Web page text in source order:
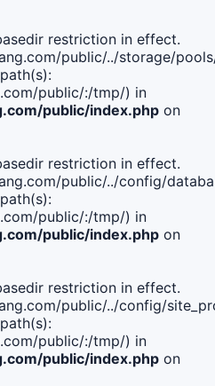
restriction in effect.
public/../storage/
public/:/tmp/) in
public/index.php on
restriction in effect.
public/../config/
public/:/tmp/) in
public/index.php on
restriction in effect.
public/../config/
public/:/tmp/) in
public/index.php on